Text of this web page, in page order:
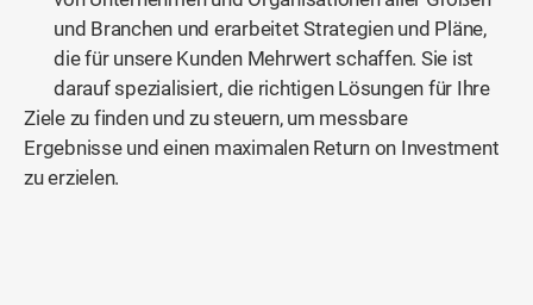
und Branchen und erarbeitet Strategien und Pläne,
die für unsere Kunden Mehrwert schaffen. Sie ist
darauf spezialisiert, die richtigen Lösungen für Ihre
Ziele zu finden und zu steuern, um messbare
Ergebnisse und einen maximalen Return on Investment
zu erzielen.